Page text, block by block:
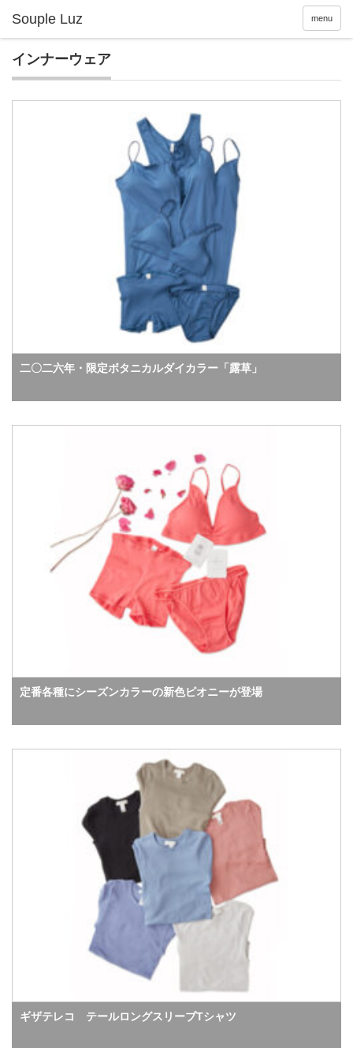
menu
インナーウェア
二〇二六年・限定ボタニカルダイカラー「露草」
定番各種にシーズンカラーの新色ピオニーが登場
ギザテレコ テールロングスリーブTシャツ